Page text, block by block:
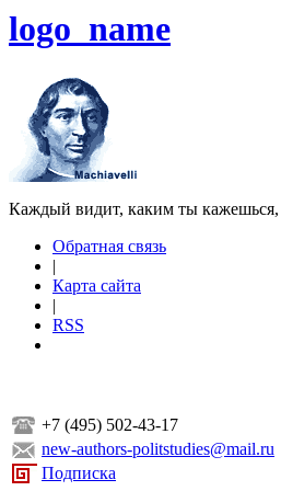
logo_name
Каждый видит, каким ты кажешься,
Обратная связь
|
Карта сайта
|
RSS
+7 (495) 502-43-17
new-authors-politstudies@mail.ru
Подписка